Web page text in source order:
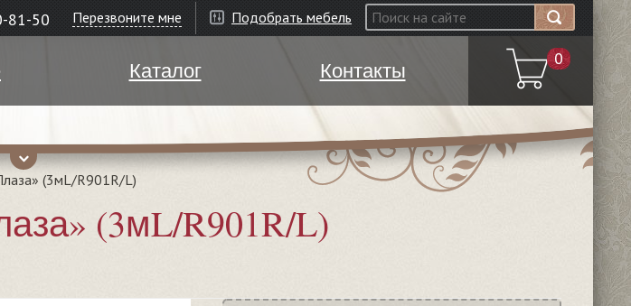
81-50 Перезвоните мне Подобрать мебель
0
Каталог Контакты
(3мL/R901R/L)
(3мL/R901R/L)